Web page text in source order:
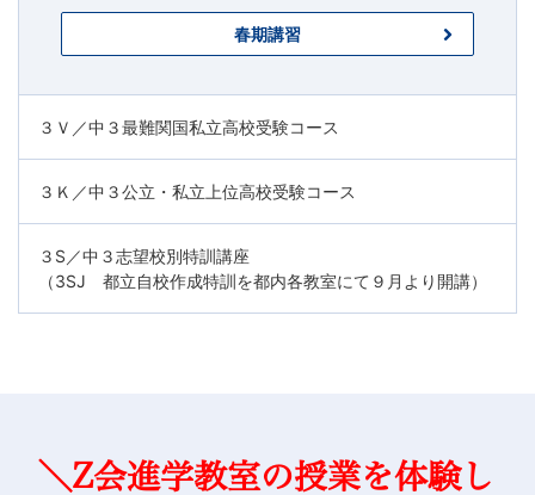
春期講習
３Ｖ／中３最難関国私立高校受験コース
３Ｋ／中３公立・私立上位高校受験コース
３S／中３志望校別特訓講座
（3SJ 都立自校作成特訓を都内各教室にて９月より開講）
＼Z会進学教室の授業を体験し